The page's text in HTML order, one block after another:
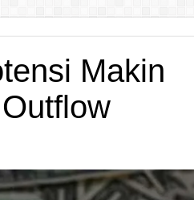
Makin